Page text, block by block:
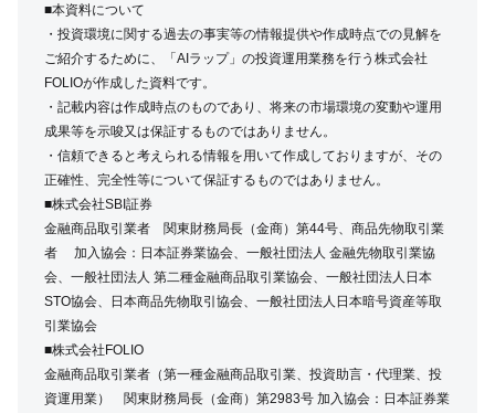
■本資料について
・投資環境に関する過去の事実等の情報提供や作成時点での見解を
ご紹介するために、「AIラップ」の投資運用業務を行う株式会社
FOLIOが作成した資料です。
・記載内容は作成時点のものであり、将来の市場環境の変動や運用
成果等を示唆又は保証するものではありません。
・信頼できると考えられる情報を用いて作成しておりますが、その
正確性、完全性等について保証するものではありません。
■株式会社SBI証券
金融商品取引業者 関東財務局長（金商）第44号、商品先物取引業
者 加入協会：日本証券業協会、一般社団法人 金融先物取引業協
会、一般社団法人 第二種金融商品取引業協会、一般社団法人日本
STO協会、日本商品先物取引協会、一般社団法人日本暗号資産等取
引業協会
■株式会社FOLIO
金融商品取引業者（第一種金融商品取引業、投資助言・代理業、投
資運用業） 関東財務局長（金商）第2983号 加入協会：日本証券業